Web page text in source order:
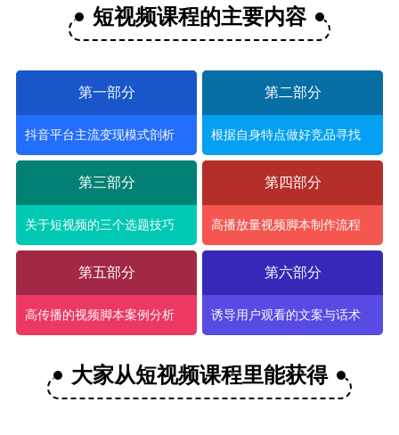
短视频课程的主要内容
第一部分
抖音平台主流变现模式剖析
第二部分
根据自身特点做好竞品寻找
第三部分
关于短视频的三个选题技巧
第四部分
高播放量视频脚本制作流程
第五部分
高传播的视频脚本案例分析
第六部分
诱导用户观看的文案与话术
大家从短视频课程里能获得